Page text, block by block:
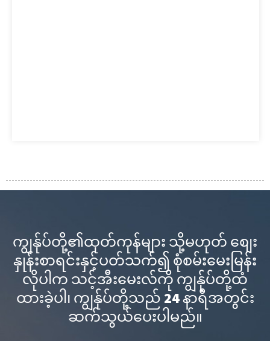
ကျွန်ုပ်တို့၏ထုတ်ကုန်များ သို့မဟုတ် စျေး
နှုန်းစာရင်းနှင့်ပတ်သက်၍ စုံစမ်းမေးမြန်း
လိုပါက သင့်အီးမေးလ်ကို ကျွန်ုပ်တို့ထံ
ထားခဲ့ပါ၊ ကျွန်ုပ်တို့သည် 24 နာရီအတွင်း
ဆက်သွယ်ပေးပါမည်။